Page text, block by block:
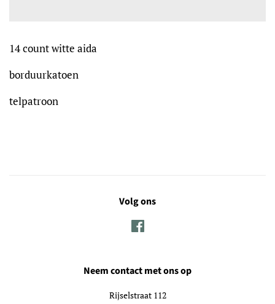
14 count witte aida
borduurkatoen
telpatroon
Volg ons
Neem contact met ons op
Rijselstraat 112